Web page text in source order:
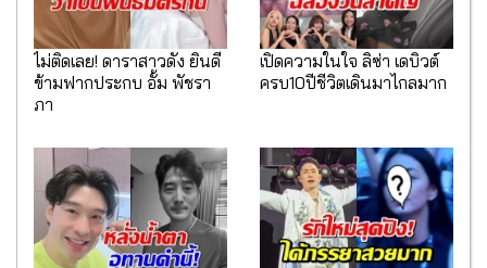
ไม่ติดเลย! ดาราสาวดัง ยินดี
ข้ามฟากประกบ อั้ม พัชรา
ภา
เปิดความในใจ ลิซ่า เดบิวต์
ครบ10ปีชีวิตเดินมาไกลมาก